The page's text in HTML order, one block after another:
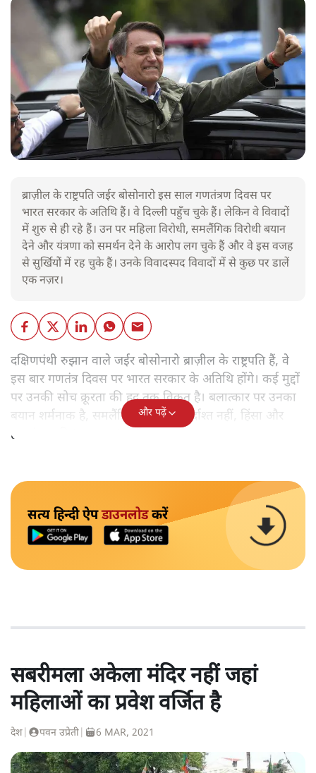
ब्राज़ील के राष्ट्रपति जईर बोसोनारो इस साल गणतंत्रण दिवस पर
भारत सरकार के अतिथि हैं। वे दिल्ली पहुँच चुके हैं। लेकिन वे विवादों
में शुरु से ही रहे हैं। उन पर महिला विरोधी, समलैंगिक विरोधी बयान
देने और यंत्रणा को समर्थन देने के आरोप लग चुके हैं और वे इस वजह
से सुर्खियोें में रह चुके हैं। उनके विवादस्पद विवादों में से कुछ पर डालें
एक नज़र।
दक्षिणपंथी रुझान वाले जईर बोसोनारो ब्राज़ील के राष्ट्रपति हैं, वे
इस बार गणतंत्र दिवस पर भारत सरकार के अतिथि होंगे। कई मुद्दों
पर उनकी सोच क्रूरता की हद तक विकृत है। बलात्कार पर उनका
बयान शर्मनाक है, समलैंगिक लोग उन्हें बर्दाश्त नहीं, हिंसा और
हत्याएं उनकी 'रूल-बुक' में हैं।
और पढ़ें
सत्य हिन्दी ऐपडाउनलोडकरें
सबरीमला अकेला मंदिर नहीं जहां
महिलाओं का प्रवेश वर्जित है
देश पवन उप्रेती 6 MAR, 2021